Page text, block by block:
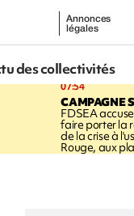
Annonces
légales
des collectivités
07:54
CAMPAGNE
FDSEA
faire porter la
de la crise à
Rouge, aux